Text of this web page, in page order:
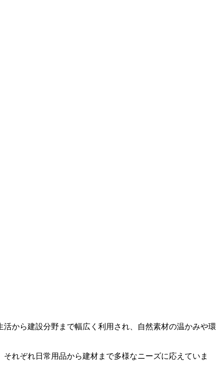
から建設分野まで幅広く利用され、自然素材の温かみや環
れぞれ日常用品から建材まで多様なニーズに応えていま